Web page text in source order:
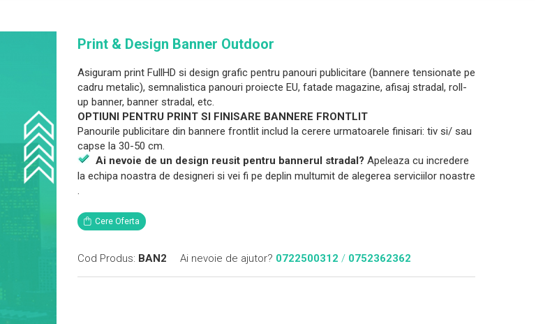
Print & Design Banner Outdoor
Asiguram print FullHD si design grafic pentru panouri publicitare (bannere tensionate pe
cadru metalic), semnalistica panouri proiecte EU, fatade magazine, afisaj stradal, roll-
up banner, banner stradal, etc.
OPTIUNI PENTRU PRINT SI FINISARE BANNERE FRONTLIT
Panourile publicitare din bannere frontlit includ la cerere urmatoarele finisari: tiv si/ sau
capse la 30-50 cm.
Ai nevoie de un design reusit pentru bannerul stradal? Apeleaza cu incredere
la echipa noastra de designeri si vei fi pe deplin multumit de alegerea serviciilor noastre
.
Cere Oferta
Cod Produs: BAN2 Ai nevoie de ajutor? 0722500312 / 0752362362